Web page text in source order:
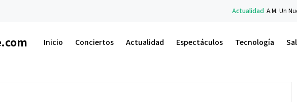
A.M. Un Nuevo Amanecer: el
Inicio Conciertos Actualidad Espectáculos Tecnología